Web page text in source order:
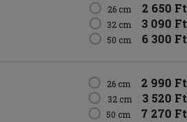
26 cm 2 650 Ft
32 cm 3 090 Ft
50 cm 6 300 Ft
26 cm 2 990 Ft
32 cm 3 520 Ft
50 cm 7 270 Ft